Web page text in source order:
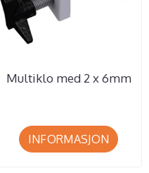
Multiklo med 2 x 6mm
INFORMASJON